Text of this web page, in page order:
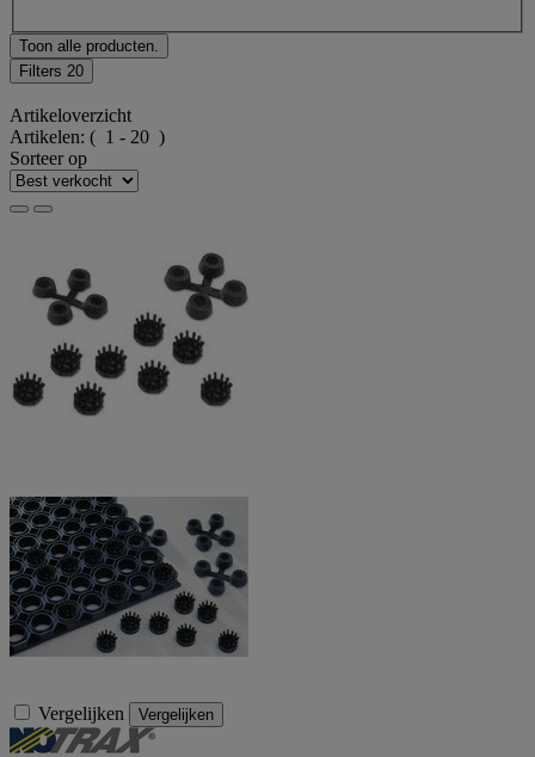
Toon alle producten.
Filters 20
Artikeloverzicht
Artikelen: ( 1 - 20 )
Sorteer op
Vergelijken Vergelijken